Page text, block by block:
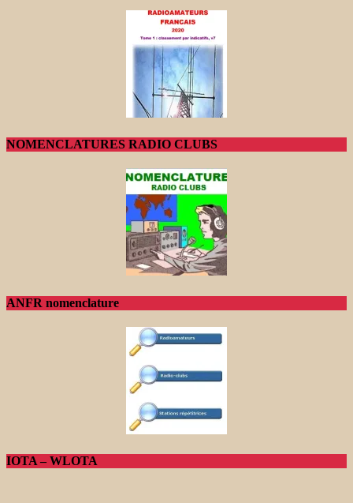
NOMENCLATURES RADIO CLUBS
ANFR nomenclature
IOTA – WLOTA